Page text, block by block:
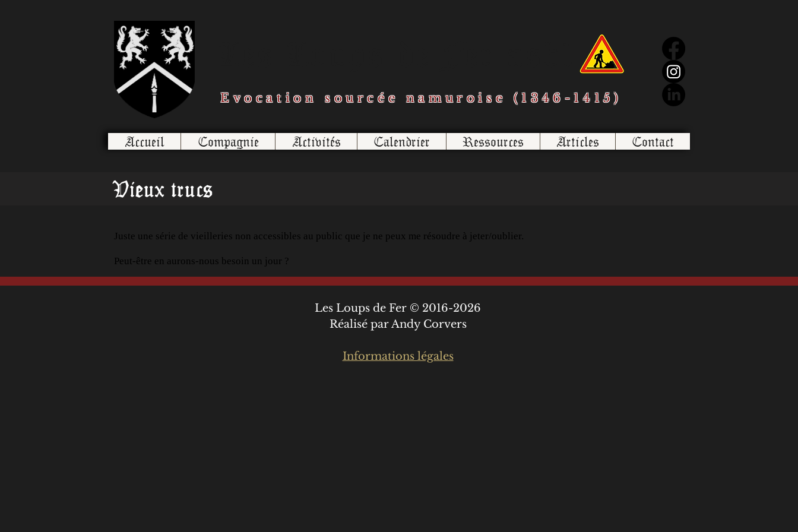
Evocation sourcée namuroise (1346-1415)
Accueil Compagnie Activités Calendrier Ressources Articles Contact
Vieux trucs
Juste une série de vieilleries non accessibles au public que je ne peux me résoudre à jeter/oublier.
Peut-être en aurons-nous besoin un jour ?
Les Loups de Fer © 2016-2026
Réalisé par Andy Corvers
Informations légales